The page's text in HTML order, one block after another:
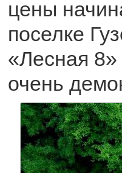
цены
поселке
«Лесная
очень